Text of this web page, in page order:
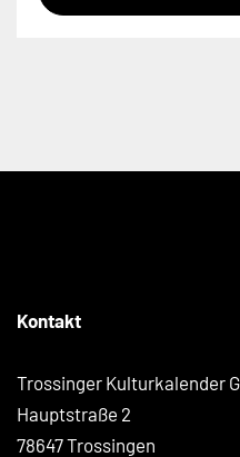
Kontakt
Trossinger Kulturkalender
Hauptstraße 2
78647 Trossingen